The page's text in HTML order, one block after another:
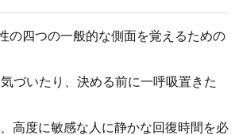
の四つの一般的な側面を覚えるための
づいたり、決める前に一呼吸置きた
高度に敏感な人に静かな回復時間を必